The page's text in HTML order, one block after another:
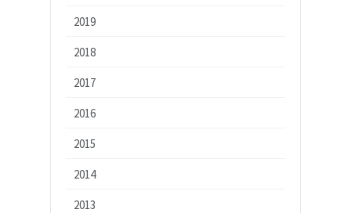
2019
2018
2017
2016
2015
2014
2013